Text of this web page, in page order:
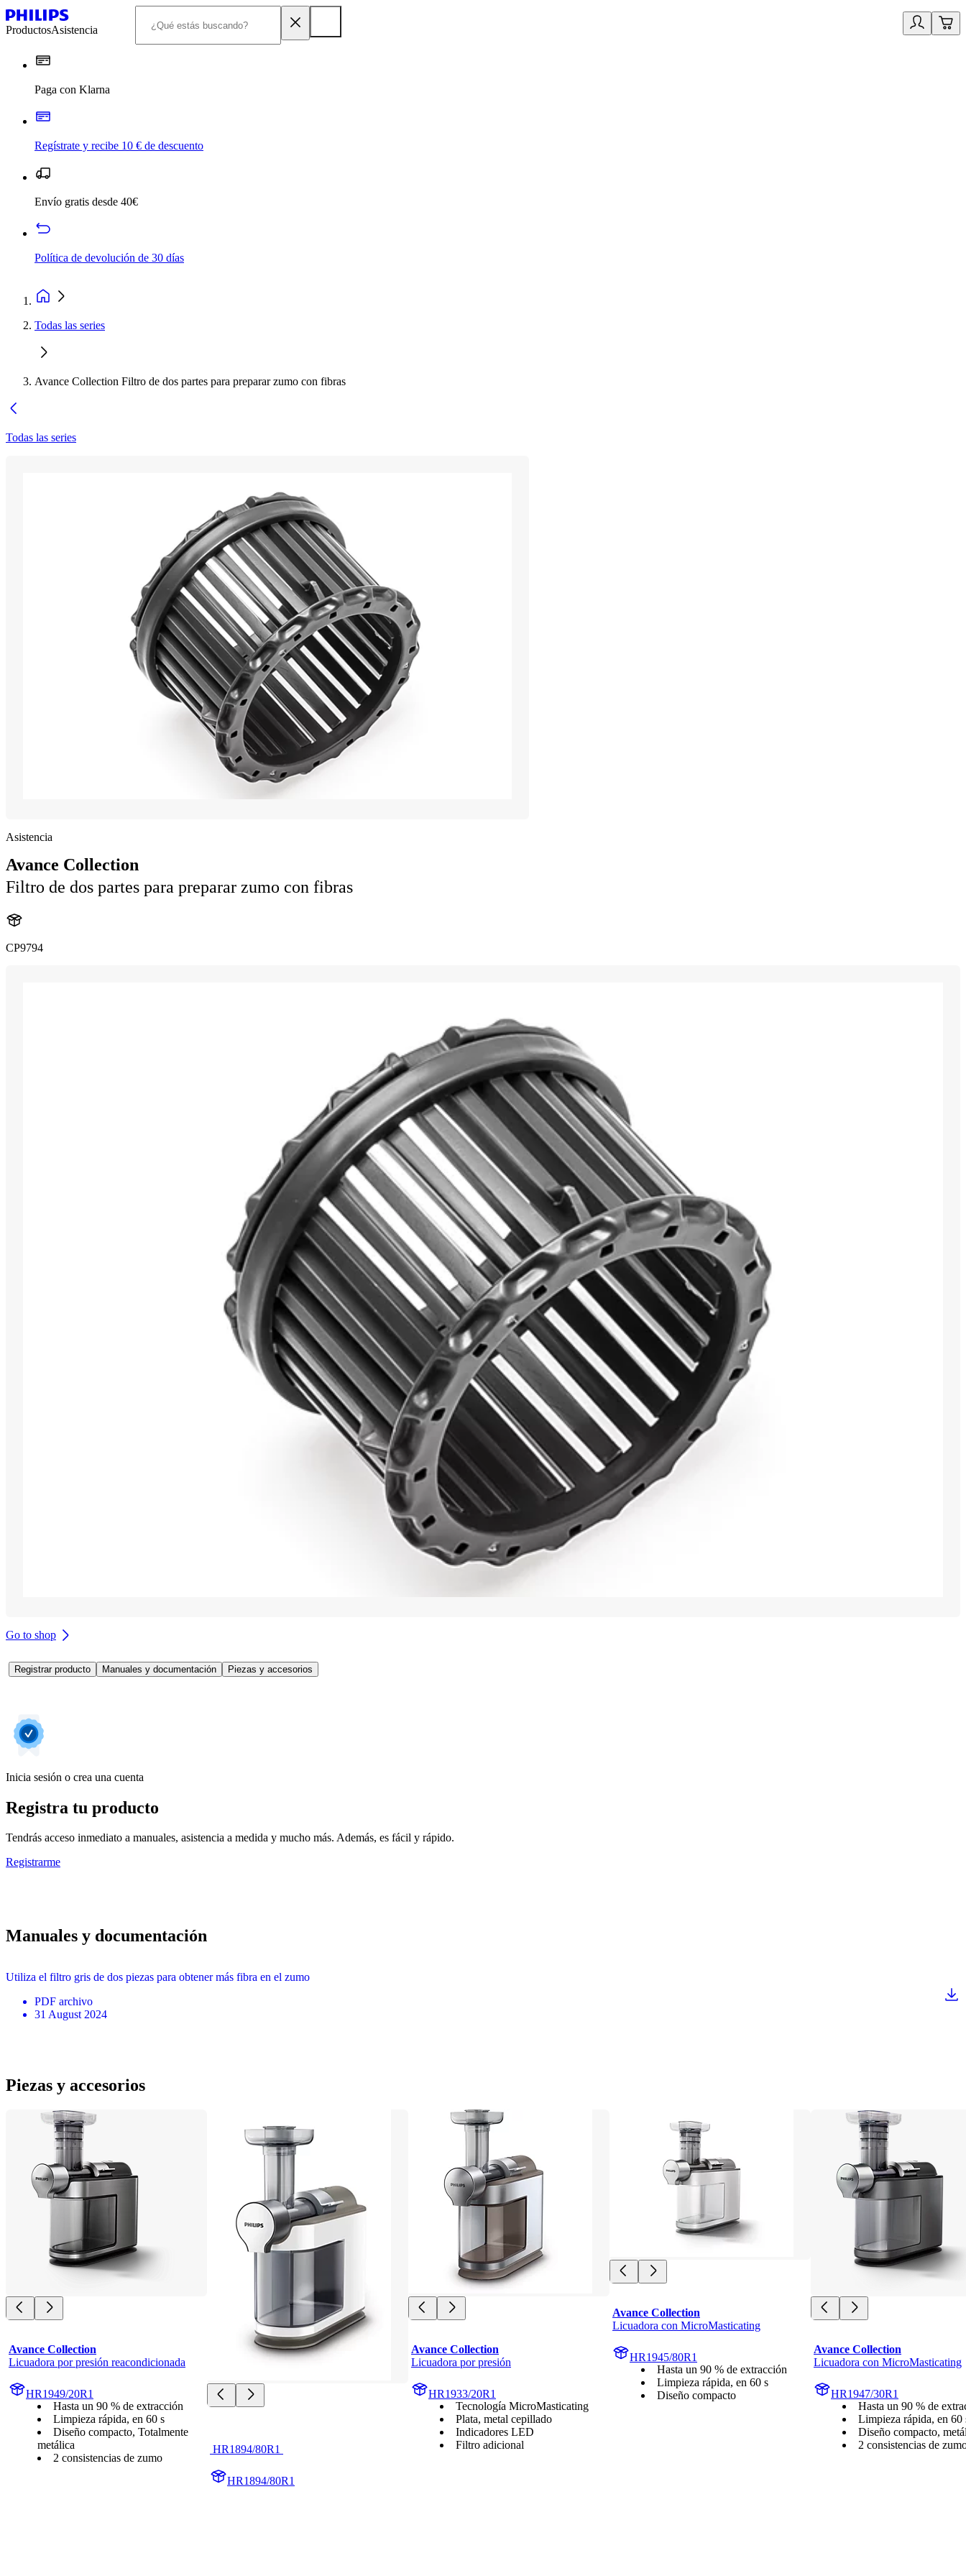
ProductosAsistencia
Paga con Klarna
Regístrate y recibe 10 € de descuento
Envío gratis desde 40€
Política de devolución de 30 días
Todas las series
Avance Collection Filtro de dos partes para preparar zumo con fibras
Todas las series
Asistencia
Avance Collection
Filtro de dos partes para preparar zumo con fibras
CP9794
Go to shop
Registrar producto Manuales y documentación Piezas y accesorios
Inicia sesión o crea una cuenta
Registra tu producto
Tendrás acceso inmediato a manuales, asistencia a medida y mucho más. Además, es fácil y rápido.
Registrarme
Manuales y documentación
Utiliza el filtro gris de dos piezas para obtener más fibra en el zumo
PDF archivo
31 August 2024
Piezas y accesorios
Avance Collection
Licuadora por presión reacondicionada
HR1949/20R1
Hasta un 90 % de extracción
Limpieza rápida, en 60 s
Diseño compacto, Totalmente
metálica
2 consistencias de zumo
HR1894/80R1
HR1894/80R1
Avance Collection
Licuadora por presión
HR1933/20R1
Tecnología MicroMasticating
Plata, metal cepillado
Indicadores LED
Filtro adicional
Avance Collection
Licuadora con MicroMasticating
HR1945/80R1
Hasta un 90 % de extracción
Limpieza rápida, en 60 s
Diseño compacto
Avance Collection
Licuadora con MicroMasticating
HR1947/30R1
Hasta un 90 % de
Limpieza rápida, en 60
Diseño compacto,
2 consistencias de